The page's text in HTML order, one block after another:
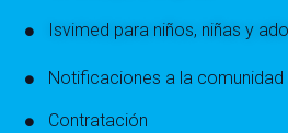
Isvimed para niños, niñas y
Notificaciones a la comunidad
Contratación